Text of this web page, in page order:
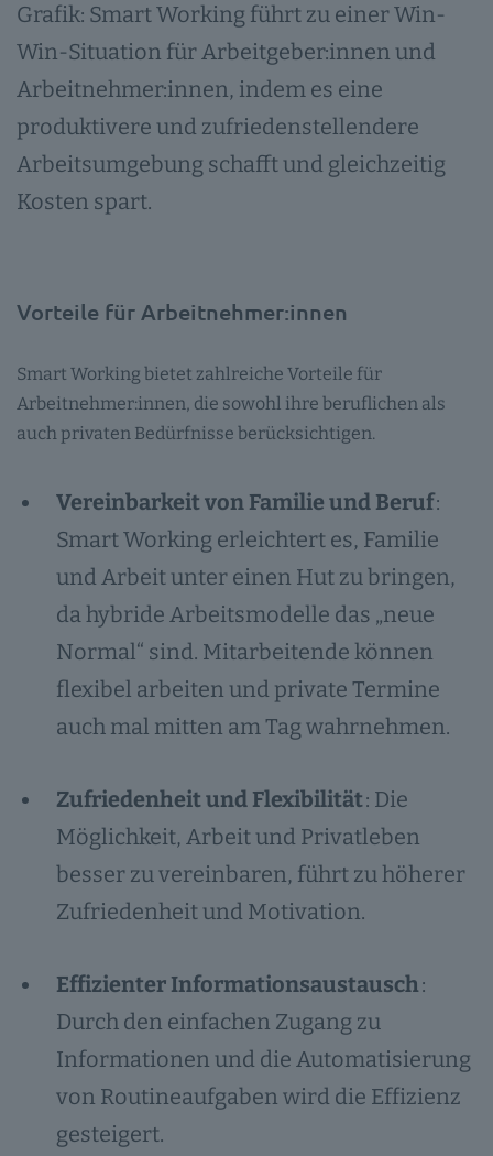
Grafik: Smart Working führt zu einer Win-
Win-Situation für Arbeitgeber:innen und
Arbeitnehmer:innen, indem es eine
produktivere und zufriedenstellendere
Arbeitsumgebung schafft und gleichzeitig
Kosten spart.
Vorteile für Arbeitnehmer:innen
Smart Working bietet zahlreiche Vorteile für
Arbeitnehmer:innen, die sowohl ihre beruflichen als
auch privaten Bedürfnisse berücksichtigen.
Vereinbarkeit von Familie und Beruf:
Smart Working erleichtert es, Familie
und Arbeit unter einen Hut zu bringen,
da hybride Arbeitsmodelle das „neue
Normal“ sind. Mitarbeitende können
flexibel arbeiten und private Termine
auch mal mitten am Tag wahrnehmen.
Zufriedenheit und Flexibilität: Die
Möglichkeit, Arbeit und Privatleben
besser zu vereinbaren, führt zu höherer
Zufriedenheit und Motivation.
Effizienter Informationsaustausch:
Durch den einfachen Zugang zu
Informationen und die Automatisierung
von Routineaufgaben wird die Effizienz
gesteigert.